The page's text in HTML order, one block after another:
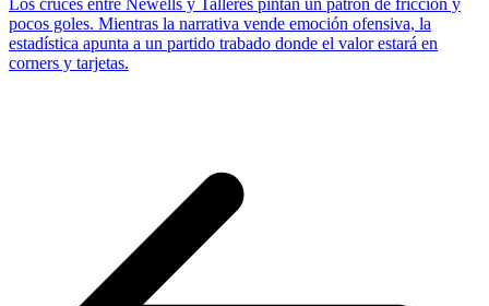
Los cruces entre Newells y Talleres pintan un patrón de fricción y
pocos goles. Mientras la narrativa vende emoción ofensiva, la
estadística apunta a un partido trabado donde el valor estará en
corners y tarjetas.